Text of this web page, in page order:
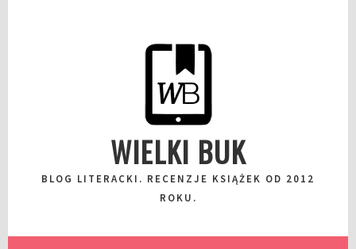
WIELKI BUK
BLOG LITERACKI. RECENZJE KSIĄŻEK OD 2012
ROKU.